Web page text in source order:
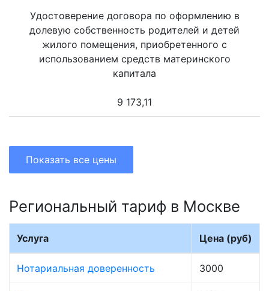
Удостоверение договора по оформлению в
долевую собственность родителей и детей
жилого помещения, приобретенного с
использованием средств материнского
капитала
9 173,11
Показать все цены
Региональный тариф в Москве
Услуга Цена (руб)
Нотариальная доверенность 3000